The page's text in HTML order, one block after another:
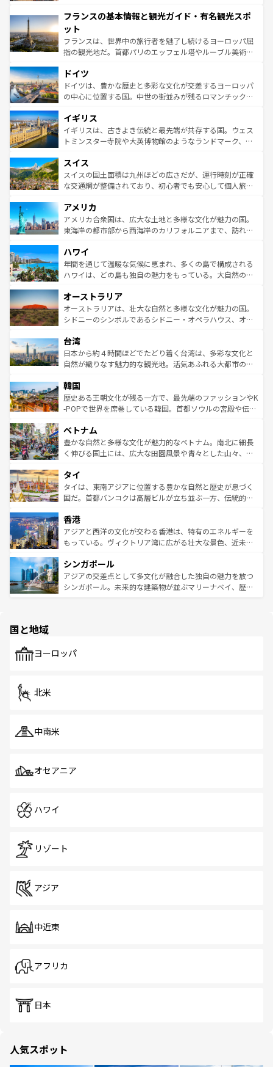
ませてくれるイタリアで、忘れられない旅をしてみよう！
なお、新着のイタリア情報は
しい。
文化が根付くこの国では、情熱的なフラメンコ、熱気あふ
れる闘牛、そして美味しいタパスが生活の一部となってい
る。首都マドリードの洗練された雰囲気や、バルセロナの
アートに溢れた街角から、地方では古代ローマ遺跡や中世
せる。地方によって風土や気候が異なるスペインはその個
性で訪れる人を魅了する。 なお、新着のスペイン情報は コ
ンテンツ一覧を参照してほしい。
フランスの基本情報と観光ガイド・有名観光スポ
ット
フランスは、世界中の旅行者を魅了し続けるヨーロッパ屈
指の観光地だ。首都パリのエッフェル塔やルーブル美術館
で、幅広い魅力が詰まっている。華麗な宮殿、歴史的な大
聖堂、美しいビーチ、そして豊かな自然が、訪れる者を心
から魅了する。また、フランスは美食の国としても知ら
いる。シャンパンの発祥地であるランス、プロヴァンスの
香り高いラベンダー畑など、多彩な楽しみ方が可能だ。さ
らに、パリ以外の地域にも魅力が溢れており、どの街角に
れる地方に足を運ぶとそれぞれで全く異なる文化を体験で
きるだろう。 なお、新着のフランス情報はコンテンツ一覧
を参照してほしい。
ドイツ
ドイツは、豊かな歴史と多彩な文化が交差するヨーロッパ
の中心に位置する国。中世の街並みが残るロマンチック街
顔を持つこの国は、どこを歩いても飽きることがない。ベ
ルリンの文化的活気、バイエルン州のアルプスの絶景、そ
してライン川沿いのワイン畑といった風景は必見。ビール
は、お酒好きな人にはぜひ体験してほしい。 なお、新着の
ドイツ情報はコンテンツ一覧を参照してほしい。
イギリス
イギリスは、古きよき伝統と最先端が共存する国。ウェス
トミンスター寺院や大英博物館のようなランドマーク、歴
リアごとに異なる魅力がある。また、優雅なアフタヌーン
ティー、ビール好きにはたまらない英国パブ、サッカー観
戦など、本場だからこそできる体験も豊富。イギリスを旅
ンツ一覧を参照してほしい。
スイス
スイスの国土面積は九州ほどの広さだが、運行時刻が正確
な交通網が整備されており、初心者でも安心して個人旅行
の建物がそのまま残る町や、スイスならではのユニークな
博物館もあり、アルプス観光だけでなく町歩きも満喫する
ことができる。国民の所得が高いため物価も高いが、旅行
ば市内交通費無料で観光を楽しむこともできる。 なお、新
着のスイス情報はコンテンツ一覧 を参照してほしい。
アメリカ
アメリカ合衆国は、広大な土地と多様な文化が魅力の国。
東海岸の都市部から西海岸のカリフォルニアまで、訪れる
のような巨大都市は、観光、ショッピング、エンターテイ
ンメントが詰まった刺激的なスポットだ。一方、アメリカ
西部には大自然が広がり、グランドキャニオンやイエロー
部のニューオーリンズでは、音楽と美食が融合した独特の
文化が魅力。旅行者はアメリカの各地域で異なる魅力を楽
しみながら、その多様性と豊かな歴史を感じることができ
ならではの贅沢な旅のスタイルだ。 なお、新着のアメリカ
情報はコンテンツ一覧を参照してほしい。
ハワイ
年間を通じて温暖な気候に恵まれ、多くの島で構成される
ハワイは、どの島も独自の魅力をもっている。大自然の神
ワイ島は見逃せない。また、定番の観光地といえばオアフ
島だが、静かな自然を求めるならマウイ島やカウアイ島が
おすすめ。エメラルドグリーンに輝く海をはじめ、豊かな
れるおもてなしの心で訪れる人々を迎えてくれるハワイの
人々、おいしいローカルフードやハワイアンミュージッ
ク、伝統的なフラダンスなど、すべてがハワイの魅力を彩
ワイを、存分に味わってほしい。 なお、新着のハワイ情報
はコンテンツ一覧を参照してほしい。
オーストラリア
オーストラリアは、壮大な自然と多様な文化が魅力の国。
シドニーのシンボルであるシドニー・オペラハウス、オー
リアリーフや大陸中央部にそびえるウルル（エアーズロッ
ク）、タスマニアの美しい原生林やケアンズの熱帯雨林な
ど、見どころがたくさん。また、カフェやワイン、オージ
いる。アクティビティも充実しており、サーフィンやダイ
ビング、ハイキングなど、アウトドア好きにはたまらな
い。オーストラリアの多彩な魅力を存分に味わいつくそ
参照してほしい。
台湾
日本から約４時間ほどでたどり着く台湾は、多彩な文化と
自然が織りなす魅力的な観光地。活気あふれる大都市の台
ン）、静ひつな山岳地帯である台湾東部など、都市の喧騒
と山間の静けさが共存しており、訪れる人に新しい発見と
驚きをもたらしてくれる。また、奥深い台湾の食文化も魅
容にもいいと評判のスイーツなど、バラエティ豊かな料理
が味わえる。 なお、新着の台湾情報は コンテンツ一覧を参
照してほしい。
韓国
歴史ある王朝文化が残る一方で、最先端のファッションやK
-POPで世界を席巻している韓国。首都ソウルの宮殿や伝統
き、地方に足を延ばせば四季折々の自然美を楽しむことが
できる。そして、キムチや焼肉、絶品のストリートフード
まで、さまざまな韓国料理が待っている。夜には、韓国な
リティに包まれながら、韓国の多彩な魅力を心ゆくまで味
わってみてほしい。 なお、新着の韓国情報はコンテンツ一
覧を参照してほしい。
ベトナム
豊かな自然と多様な文化が魅力的なベトナム。南北に細長
く伸びる国土には、広大な田園風景や青々とした山々、世
急速な発展と共に伝統が息づく。ハノイの古い町並みやホ
ーチミン市のフランス統治時代の建物も、独特の雰囲気を
醸し出している。また、バラエティの豊かさとおいしさで
とつ。フォーやバインミー、ベトナムコーヒーなどは、ぜ
ひ現地で味わいたい。どの地域を訪れてもあたたかい人々
が旅行者を迎えてくれるので、きっと忘れられない旅にな
参照してほしい。
タイ
タイは、東南アジアに位置する豊かな自然と歴史が息づく
国だ。首都バンコクは高層ビルが立ち並ぶ一方、伝統的な
の活気が交差している。北部ではチェンマイなどの山岳地
帯で自然と触れ合い、南部ではプーケットやクラビの美し
いビーチでリゾート気分を楽しむことができる。タイ料理
激する。気候は一年中温暖で、どの季節にも異なる楽しみ
が待っている。親しみやすいタイの人々、仏教を中心とし
た文化、そして多様な観光資源が、訪れる旅人を魅了し続
香港
アジアと西洋の文化が交わる香港は、特有のエネルギーを
もっている。ヴィクトリア湾に広がる壮大な景色、近未来
み、どこを訪れても感動するはず。観光スポットが密集し
ており、効率よく見どころを回れるのも魅力。息をのむよ
うな絶景から文化的な体験まで、香港を存分に楽しみ尽く
シンガポール
アジアの交差点として多文化が融合した独自の魅力を放つ
シンガポール。未来的な建築物が並ぶマリーナベイ、歴史
で、ホーカーズは地元の風情を楽しめる外せないスポット
国と地域
ヨーロッパ
北米
中南米
オセアニア
ハワイ
リゾート
アジア
中近東
アフリカ
日本
人気スポット